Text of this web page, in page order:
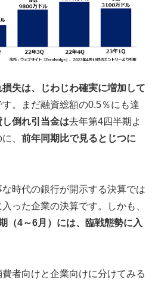
失は、じわじわ確実に増加して
。まだ融資総額の0.5％にも達
し倒れ引当金は去年第4四半期よ
、 前年同期比で見るとじつに
時代の銀行が開示する決算では
った企業の決算です。しかも、
（4～6月）には、臨戦態勢に入
者向けと企業向けに分けてみる